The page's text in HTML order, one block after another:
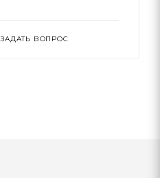
ЗАДАТЬ ВОПРОС